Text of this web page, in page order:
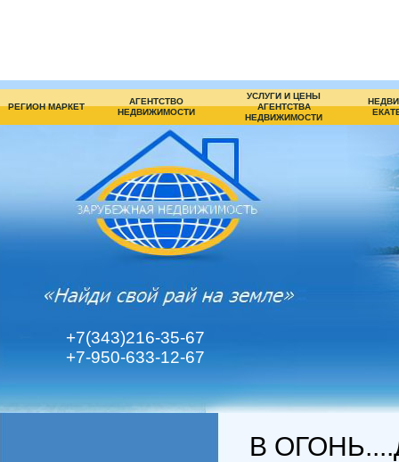
РЕГИОН МАРКЕТ
АГЕНТСТВО
НЕДВИЖИМОСТИ
УСЛУГИ И ЦЕНЫ
АГЕНТСТВА
НЕДВИЖИМОСТИ
+7(343)216-35-67
+7-950-633-12-67
В